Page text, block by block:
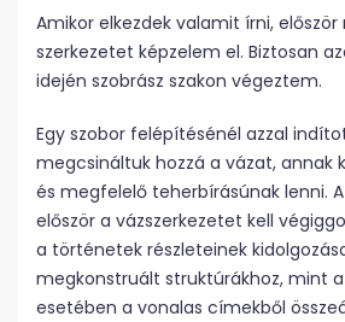
Amikor elkezdek valamit írni, először
szerkezetet képzelem el. Biztosan
idején szobrász szakon végeztem.
Egy szobor felépítésénél azzal
megcsináltuk hozzá a vázat, annak
és megfelelő teherbírásúnak lenni.
először a vázszerkezetet kell
a történetek részleteinek
megkonstruált struktúrákhoz, mint a
esetében a vonalas címekből